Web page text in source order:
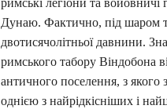
римські легіони та
Дунаю. Фактично, під шаром
двотисячолітньої давнини.
римського табору Віндобона
античного поселення, з якого
однією з найрідкісніших і